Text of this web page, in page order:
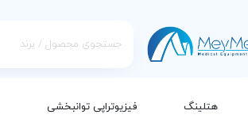
هتلینگ فیزیوتراپی توانبخشی